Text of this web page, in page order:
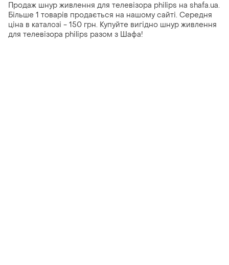
Продаж шнур живлення для телевізора philips на shafa.ua.
Більше 1 товарів продається на нашому сайті. Середня
ціна в каталозі - 150 грн. Купуйте вигідно шнур живлення
для телевізора philips разом з Шафа!